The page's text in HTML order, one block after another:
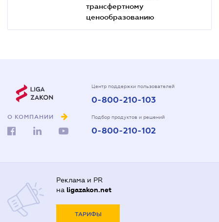
трансфертному
ценообразованию
О КОМПАНИИ
Центр поддержки пользователей
0-800-210-103
Подбор продуктов и решений
0-800-210-102
Реклама и PR
на ligazakon.net
ТАРИФЫ